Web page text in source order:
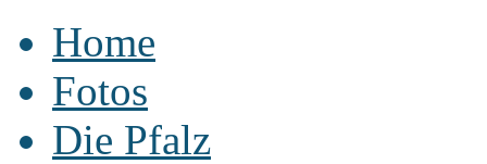
Home
Fotos
Die Pfalz